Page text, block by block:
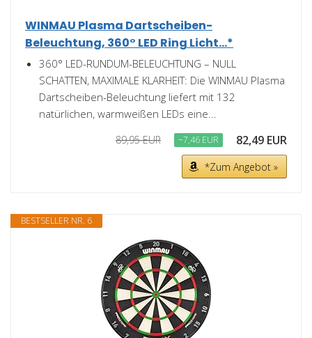
WINMAU Plasma Dartscheiben-
Beleuchtung, 360° LED Ring Licht...*
360° LED-RUNDUM-BELEUCHTUNG – NULL
SCHATTEN, MAXIMALE KLARHEIT: Die WINMAU Plasma
Dartscheiben-Beleuchtung liefert mit 132
natürlichen, warmweißen LEDs eine...
89,95 EUR −7,46 EUR 82,49 EUR
*Zum Angebot »
BESTSELLER NR. 6